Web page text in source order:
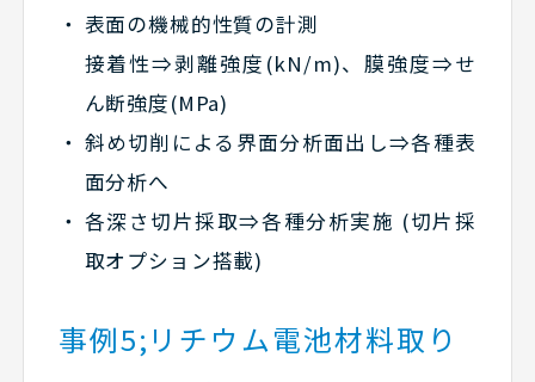
表面の機械的性質の計測
接着性⇒剥離強度(kN/m)、膜強度⇒せ
ん断強度(MPa)
斜め切削による界面分析面出し⇒各種表
面分析へ
各深さ切片採取⇒各種分析実施 (切片採
取オプション搭載)
事例5;リチウム電池材料取り